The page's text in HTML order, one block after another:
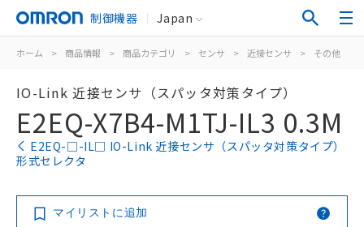
制御機器 Japan
ホーム > 商品情報 > 商品カテゴリ > センサ > 近接センサ > その他
IO-Link 近接センサ（スパッタ対策タイプ）
E2EQ-X7B4-M1TJ-IL3 0.3M
E2EQ-□-IL□ IO-Link 近接センサ（スパッタ対策タイプ）
形式セレクタ
マイリストに追加